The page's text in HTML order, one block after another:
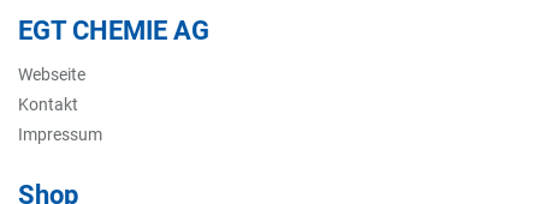
EGT CHEMIE AG
Webseite
Kontakt
Impressum
Shop